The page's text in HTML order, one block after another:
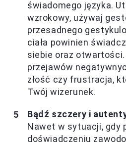
świadomego języka.
wzrokowy, używaj
przesadnego
ciała powinien
siebie oraz
przejawów
złość czy frustracja,
Twój wizerunek.
Bądź szczery i
Nawet w sytuacji, gdy
doświadczeniu